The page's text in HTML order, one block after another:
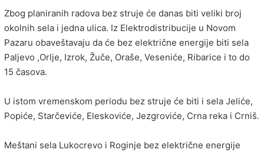
Zbog planiranih radova bez struje će danas biti veliki broj
okolnih sela i jedna ulica. Iz Elektrodistribucije u Novom
Pazaru obaveštavaju da će bez električne energije biti sela
Paljevo ,Orlje, Izrok, Žuče, Oraše, Veseniće, Ribarice i to do
15 časova.
U istom vremenskom periodu bez struje će biti i sela Jeliće,
Popiće, Starčeviće, Eleskoviće, Jezgroviće, Crna reka i Crniš.
Meštani sela Lukocrevo i Roginje bez električne energije